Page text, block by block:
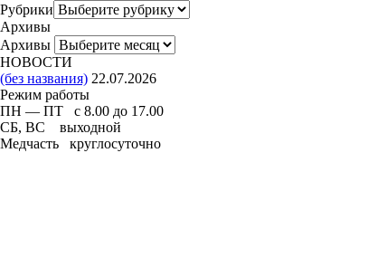
Рубрики
Архивы
Архивы
НОВОСТИ
(без названия) 22.07.2026
Режим работы
ПН — ПТ с 8.00 до 17.00
СБ, ВС выходной
Медчасть круглосуточно